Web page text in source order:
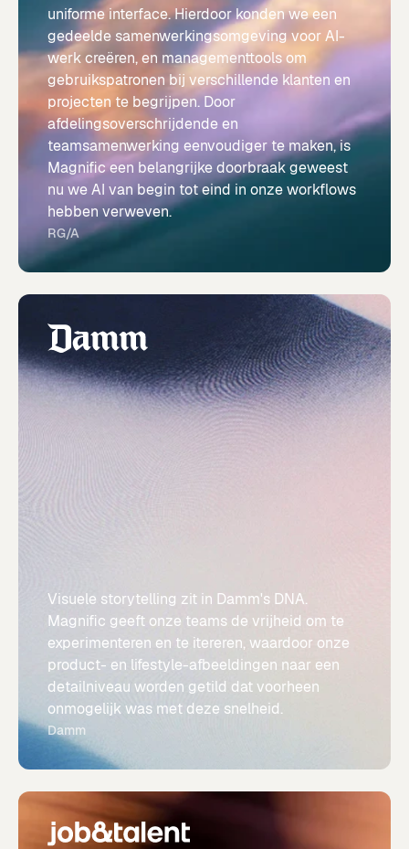
uniforme interface. Hierdoor konden we een
gedeelde samenwerkingsomgeving voor AI-
werk creëren, en managementtools om
gebruikspatronen bij verschillende klanten en
projecten te begrijpen. Door
afdelingsoverschrijdende en
teamsamenwerking eenvoudiger te maken, is
Magnific een belangrijke doorbraak geweest
nu we AI van begin tot eind in onze workflows
hebben verweven.
RG/A
Visuele storytelling zit in Damm's DNA.
Magnific geeft onze teams de vrijheid om te
experimenteren en te itereren, waardoor onze
product- en lifestyle-afbeeldingen naar een
detailniveau worden getild dat voorheen
onmogelijk was met deze snelheid.
Damm